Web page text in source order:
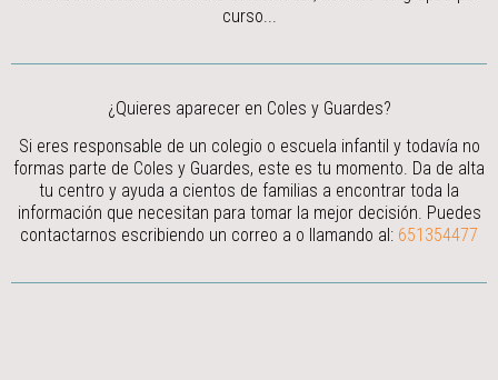
curso...
¿Quieres aparecer en Coles y Guardes?
Si eres responsable de un colegio o escuela infantil y todavía no
formas parte de Coles y Guardes, este es tu momento. Da de alta
tu centro y ayuda a cientos de familias a encontrar toda la
información que necesitan para tomar la mejor decisión. Puedes
contactarnos escribiendo un correo a o llamando al: 651354477